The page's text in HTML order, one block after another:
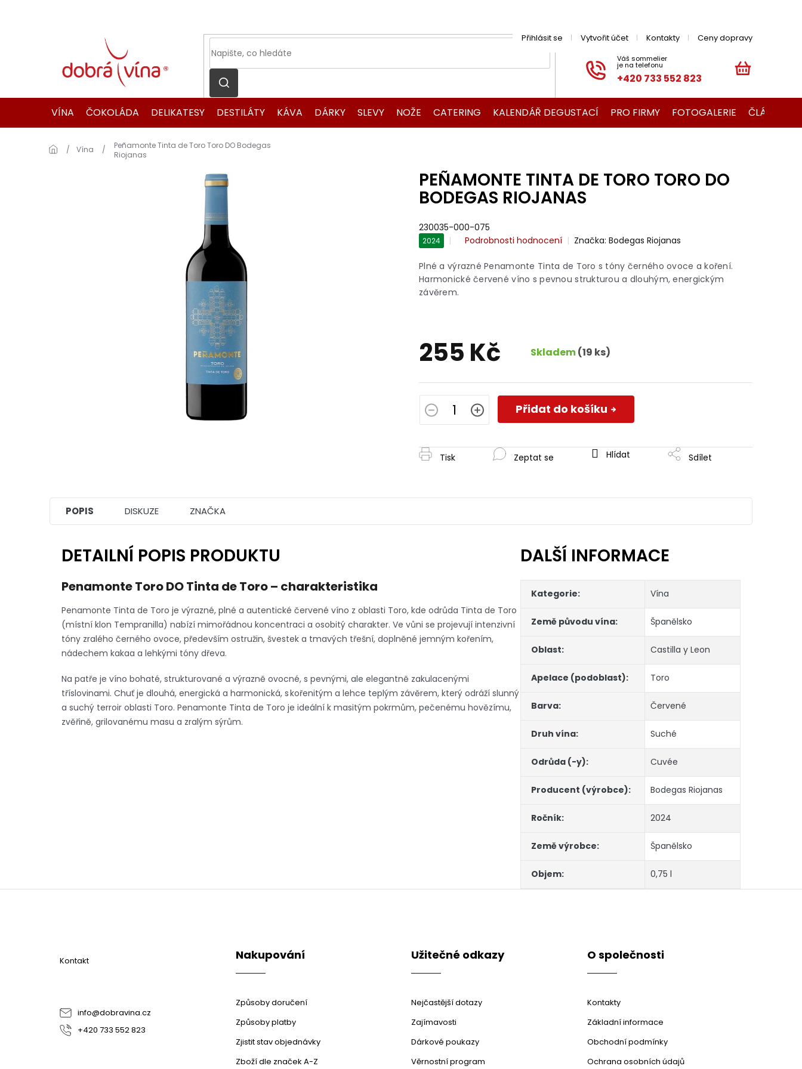
+420 733 552 823
Přihlásit se Vytvořit účet Kontakty Ceny dopravy
KOŠÍK
VÍNA
ČOKOLÁDA DELIKATESY DESTILÁTY KÁVA DÁRKY SLEVY NOŽE CATERING KALENDÁŘ DEGUSTACÍ PRO FIRMY FOTOGALERIE ČLÁNKY O
Domů
Vína
Peñamonte Tinta de Toro Toro DO Bodegas
Riojanas
PEÑAMONTE TINTA DE TORO TORO DO
BODEGAS RIOJANAS
230035-000-075
2024
Průměrné
produktu
je
0,0
Podrobnosti hodnocení Značka: Bodegas Riojanas
Plné a výrazné Penamonte Tinta de Toro s tóny černého ovoce a koření.
Harmonické červené víno s pevnou strukturou a dlouhým, energickým
závěrem.
255 Kč Skladem(19 ks)
Měrná
cena:
Přidat do košíku
Tisk Zeptat se Hlídat Sdílet
POPIS DISKUZE ZNAČKA
DETAILNÍ POPIS PRODUKTU
Penamonte Toro DO Tinta de Toro – charakteristika
Penamonte Tinta de Toro je výrazné, plné a autentické červené víno z oblasti Toro, kde odrůda Tinta de Toro
(místní klon Tempranilla) nabízí mimořádnou koncentraci a osobitý charakter. Ve vůni se projevují intenzivní
tóny zralého černého ovoce, především ostružin, švestek a tmavých třešní, doplněné jemným kořením,
nádechem kakaa a lehkými tóny dřeva.
Na patře je víno bohaté, strukturované a výrazně ovocné, s pevnými, ale elegantně zakulacenými
tříslovinami. Chuť je dlouhá, energická a harmonická, s kořenitým a lehce teplým závěrem, který odráží slunný
a suchý terroir oblasti Toro. Penamonte Tinta de Toro je ideální k masitým pokrmům, pečenému hovězímu,
zvěřině, grilovanému masu a zralým sýrům.
DALŠÍ INFORMACE
Kategorie: Vína
Země původu vína: Španělsko
Oblast: Castilla y Leon
Apelace (podoblast): Toro
Barva: Červené
Druh vína: Suché
Odrůda (-y): Cuvée
Producent (výrobce): Bodegas Riojanas
Ročník: 2024
Země výrobce: Španělsko
Objem: 0,75 l
Z
Kontakt
info@dobravina.cz
+420 733 552 823
Nakupování
Způsoby doručení
Způsoby platby
Zjistit stav objednávky
Zboží dle značek A-Z
Užitečné odkazy
Nejčastější dotazy
Zajímavosti
Dárkové poukazy
Věrnostní program
O společnosti
Kontakty
Základní informace
Obchodní podmínky
Ochrana osobních údajů